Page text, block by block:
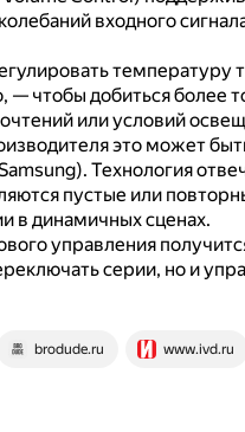
входного
температуру
— чтобы добиться более
или условий
это может
Технология
пустые или
в динамичных сценах.
управления
серии, но и
brodude.ru www.ivd.ru